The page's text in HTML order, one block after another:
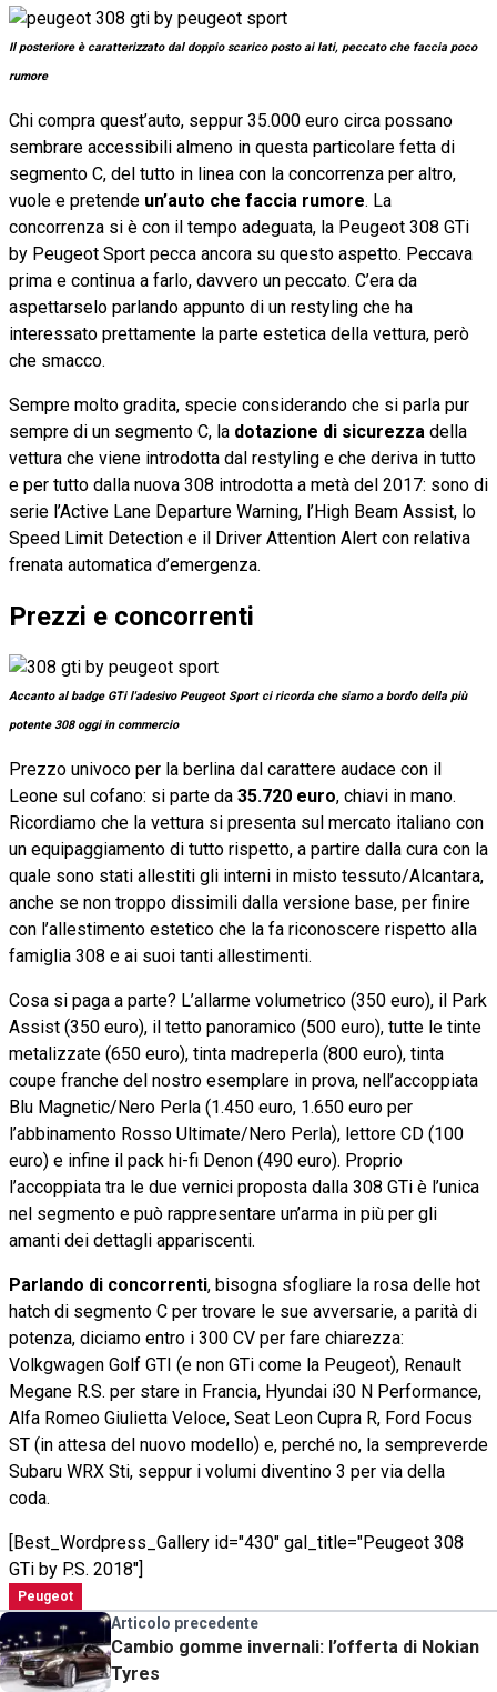
Il posteriore è caratterizzato dal doppio scarico posto ai lati, peccato che faccia poco
rumore
Chi compra quest’auto, seppur 35.000 euro circa possano
sembrare accessibili almeno in questa particolare fetta di
segmento C, del tutto in linea con la concorrenza per altro,
vuole e pretende un’auto che faccia rumore. La
concorrenza si è con il tempo adeguata, la Peugeot 308 GTi
by Peugeot Sport pecca ancora su questo aspetto. Peccava
prima e continua a farlo, davvero un peccato. C’era da
aspettarselo parlando appunto di un restyling che ha
interessato prettamente la parte estetica della vettura, però
che smacco.
Sempre molto gradita, specie considerando che si parla pur
sempre di un segmento C, la dotazione di sicurezza della
vettura che viene introdotta dal restyling e che deriva in tutto
e per tutto dalla nuova 308 introdotta a metà del 2017: sono di
serie l’Active Lane Departure Warning, l’High Beam Assist, lo
Speed Limit Detection e il Driver Attention Alert con relativa
frenata automatica d’emergenza.
Prezzi e concorrenti
Accanto al badge GTi l'adesivo Peugeot Sport ci ricorda che siamo a bordo della più
potente 308 oggi in commercio
Prezzo univoco per la berlina dal carattere audace con il
Leone sul cofano: si parte da 35.720 euro, chiavi in mano.
Ricordiamo che la vettura si presenta sul mercato italiano con
un equipaggiamento di tutto rispetto, a partire dalla cura con la
quale sono stati allestiti gli interni in misto tessuto/Alcantara,
anche se non troppo dissimili dalla versione base, per finire
con l’allestimento estetico che la fa riconoscere rispetto alla
famiglia 308 e ai suoi tanti allestimenti.
Cosa si paga a parte? L’allarme volumetrico (350 euro), il Park
Assist (350 euro), il tetto panoramico (500 euro), tutte le tinte
metalizzate (650 euro), tinta madreperla (800 euro), tinta
coupe franche del nostro esemplare in prova, nell’accoppiata
Blu Magnetic/Nero Perla (1.450 euro, 1.650 euro per
l’abbinamento Rosso Ultimate/Nero Perla), lettore CD (100
euro) e infine il pack hi-fi Denon (490 euro). Proprio
l’accoppiata tra le due vernici proposta dalla 308 GTi è l’unica
nel segmento e può rappresentare un’arma in più per gli
amanti dei dettagli appariscenti.
Parlando di concorrenti, bisogna sfogliare la rosa delle hot
hatch di segmento C per trovare le sue avversarie, a parità di
potenza, diciamo entro i 300 CV per fare chiarezza:
Volkgwagen Golf GTI (e non GTi come la Peugeot), Renault
Megane R.S. per stare in Francia, Hyundai i30 N Performance,
Alfa Romeo Giulietta Veloce, Seat Leon Cupra R, Ford Focus
ST (in attesa del nuovo modello) e, perché no, la sempreverde
Subaru WRX Sti, seppur i volumi diventino 3 per via della
coda.
[Best_Wordpress_Gallery id="430" gal_title="Peugeot 308
GTi by P.S. 2018"]
Peugeot
Articolo precedente
Cambio gomme invernali: l’offerta di Nokian
Tyres